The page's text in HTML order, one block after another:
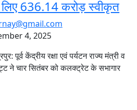
636.14 करोड़ स्वीकृत
4, 2025
पूर्व केंद्रीय रक्षा एवं पर्यटन राज्य मंत्री व
ने चार सितंबर को कलक्ट्रेट के सभागार